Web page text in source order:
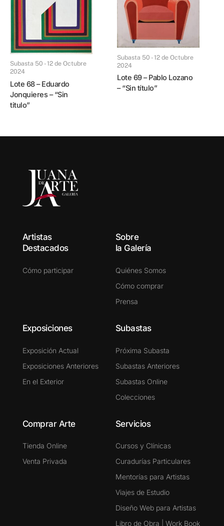
Subasta 50 - 12 de Octubre
2024
Lote 68 – Eduardo
Jonquieres – “Sin
titulo”
Subasta 50 - 12 de Octubre
2024
Lote 69 – Pablo Lozano
– “Sin título”
Artistas
Destacados
Cómo participar
Sobre
la Galería
Quiénes Somos
Cómo comprar
Prensa
Exposiciones
Exposición Actual
Exposiciones Anteriores
En el Exterior
Subastas
Próxima Subasta
Subastas Anteriores
Subastas Online
Colecciones
Comprar Arte
Tienda Online
Venta Privada
Servicios
Cursos y Clínicas
Curadurías Particulares
Mentorías para Artistas
Viajes de Estudio
Diseño Web para Artistas
Libro de Obra | Work Book